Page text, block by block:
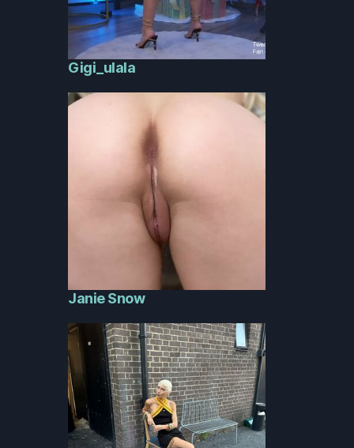
Gigi_ulala
Janie Snow